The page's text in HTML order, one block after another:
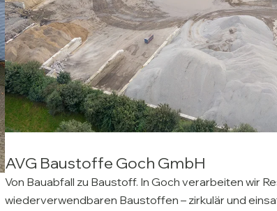
AVG Baustoffe Goch GmbH
Von Bauabfall zu Baustoff. In Goch verarbeiten wir
wiederverwendbaren Baustoffen – zirkulär und